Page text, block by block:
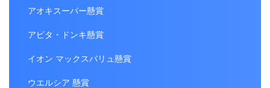
アオキスーパー懸賞
アピタ・ドンキ懸賞
イオン マックスバリュ懸賞
ウエルシア 懸賞